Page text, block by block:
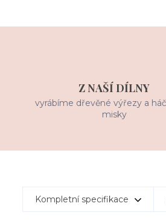
Z NAŠÍ DÍLNY
vyrábíme dřevěné výřezy a
misky
Kompletní specifikace